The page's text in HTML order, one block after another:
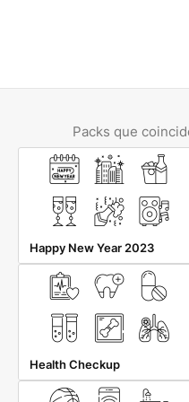
Packs que
Happy New Year 2023
Health Checkup